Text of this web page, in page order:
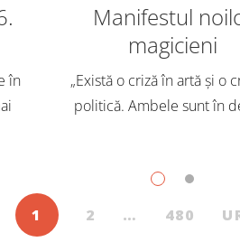
în
Manifestul
magicieni
„Există o criză în artă și o
politică. Ambele sunt în
Situația poate fi salvată
1 2 … 480